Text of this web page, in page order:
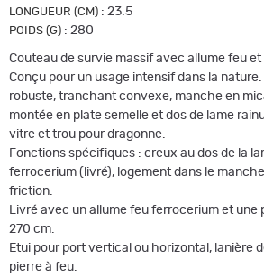
LONGUEUR (CM) : 23.5
POIDS (G) : 280
Couteau de survie massif avec allume feu et
Conçu pour un usage intensif dans la
robuste, tranchant convexe, manche en
montée en plate semelle et dos de lame
vitre et trou pour dragonne.
Fonctions spécifiques : creux au dos de la
ferrocerium (livré), logement dans le
friction.
Livré avec un allume feu ferrocerium et une
270 cm.
Etui pour port vertical ou horizontal, lanière
pierre à feu.